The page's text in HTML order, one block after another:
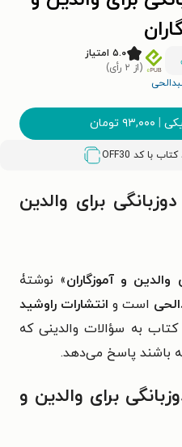
۵.۰ امتیاز
(از ۲ رأی)
| ۹۳,۰۰۰ تومان
OFF30
برای والدین
والدین و آموزگاران» نوشتۀ
است و انتشارات راوشید
به سؤالات والدینی که
باشند پاسخ می‌دهد.
برای والدین و